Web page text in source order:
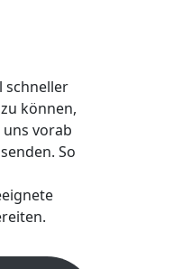
schneller
können,
vorab
So